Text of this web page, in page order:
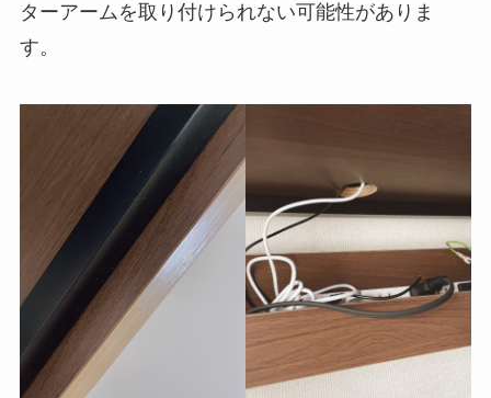
ターアームを取り付けられない可能性がありま
す。